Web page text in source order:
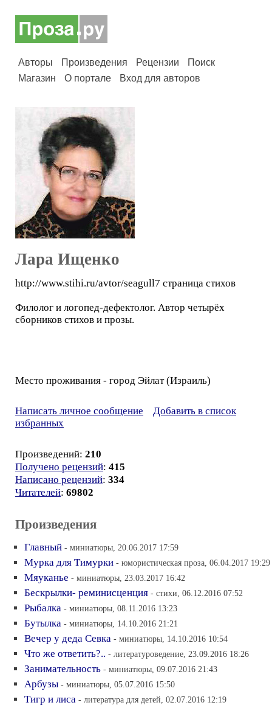
Авторы Произведения Рецензии
Поиск
Магазин
О портале Вход для авторов
Лара Ищенко
http://www.stihi.ru/avtor/seagull7 страница стихов
Филолог и логопед-дефектолог. Автор четырёх
сборников стихов и прозы.
Место проживания - город Эйлат (Израиль)
Написать личное сообщение
Добавить в список
избранных
Произведений: 210
Получено рецензий: 415
Написано рецензий: 334
Читателей: 69802
Произведения
Главный - миниатюры, 20.06.2017 17:59
Мурка для Тимурки - юмористическая проза, 06.04.2017 19:29
Мяуканье - миниатюры, 23.03.2017 16:42
Бескрылки- реминисценция - стихи, 06.12.2016 07:52
Рыбалка - миниатюры, 08.11.2016 13:23
Бутылка - миниатюры, 14.10.2016 21:21
Вечер у деда Севка - миниатюры, 14.10.2016 10:54
Что же ответить?.. - литературоведение, 23.09.2016 18:26
Занимательность - миниатюры, 09.07.2016 21:43
Арбузы - миниатюры, 05.07.2016 15:50
Тигр и лиса - литература для детей, 02.07.2016 12:19